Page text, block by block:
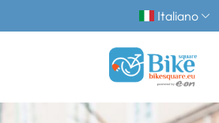
Italiano